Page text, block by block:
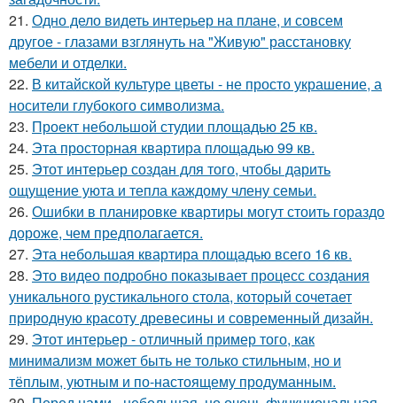
21. Одно дело видеть интерьер на плане, и совсем
другое - глазами взглянуть на "Живую" расстановку
мебели и отделки.
22. В китайской культуре цветы - не просто украшение, а
носители глубокого символизма.
23. Проект небольшой студии площадью 25 кв.
24. Эта просторная квартира площадью 99 кв.
25. Этот интерьер создан для того, чтобы дарить
ощущение уюта и тепла каждому члену семьи.
26. Ошибки в планировке квартиры могут стоить гораздо
дороже, чем предполагается.
27. Эта небольшая квартира площадью всего 16 кв.
28. Это видео подробно показывает процесс создания
уникального рустикального стола, который сочетает
природную красоту древесины и современный дизайн.
29. Этот интерьер - отличный пример того, как
минимализм может быть не только стильным, но и
тёплым, уютным и по-настоящему продуманным.